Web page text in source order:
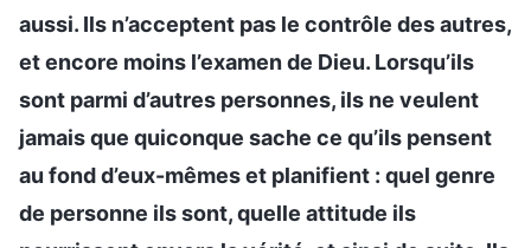
aussi. Ils n’acceptent pas le contrôle des autres,
et encore moins l’examen de Dieu. Lorsqu’ils
sont parmi d’autres personnes, ils ne veulent
jamais que quiconque sache ce qu’ils pensent
au fond d’eux-mêmes et planifient : quel genre
de personne ils sont, quelle attitude ils